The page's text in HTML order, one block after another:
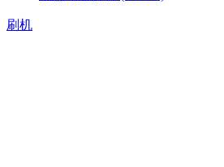
刷机